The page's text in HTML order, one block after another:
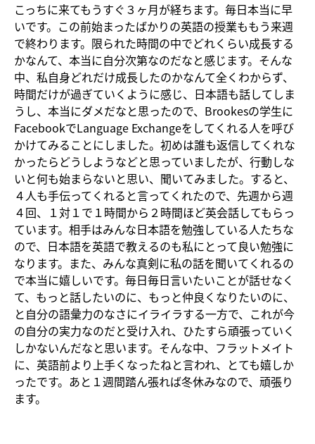
こっちに来てもうすぐ３ヶ月が経ちます。毎日本当に早
いです。この前始まったばかりの英語の授業ももう来週
で終わります。限られた時間の中でどれくらい成長する
かなんて、本当に自分次第なのだなと感じます。そんな
中、私自身どれだけ成長したのかなんて全くわからず、
時間だけが過ぎていくように感じ、日本語も話してしま
うし、本当にダメだなと思ったので、Brookesの学生に
FacebookでLanguage Exchangeをしてくれる人を呼び
かけてみることにしました。初めは誰も返信してくれな
かったらどうしようなどと思っていましたが、行動しな
いと何も始まらないと思い、聞いてみました。すると、
４人も手伝ってくれると言ってくれたので、先週から週
４回、１対１で１時間から２時間ほど英会話してもらっ
ています。相手はみんな日本語を勉強している人たちな
ので、日本語を英語で教えるのも私にとって良い勉強に
なります。また、みんな真剣に私の話を聞いてくれるの
で本当に嬉しいです。毎日毎日言いたいことが話せなく
て、もっと話したいのに、もっと仲良くなりたいのに、
と自分の語彙力のなさにイライラする一方で、これが今
の自分の実力なのだと受け入れ、ひたすら頑張っていく
しかないんだなと思います。そんな中、フラットメイト
に、英語前より上手くなったねと言われ、とても嬉しか
ったです。あと１週間踏ん張れば冬休みなので、頑張り
ます。